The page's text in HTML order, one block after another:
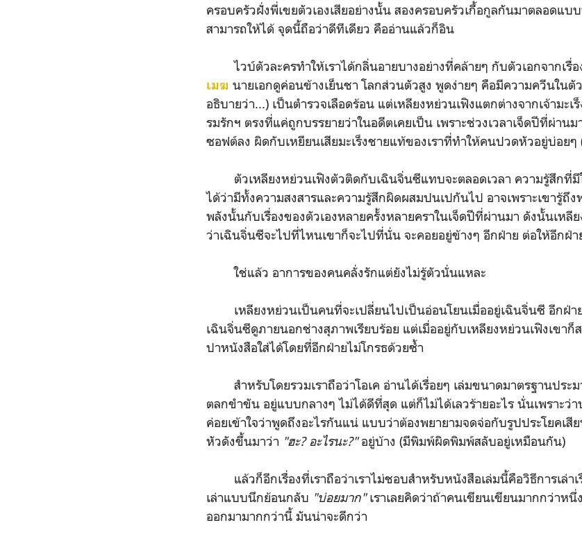
ครอบครัวฝั่งพี่เขยตัวเองเสียอย่างนั้น สองครอบครัวเกื้อกูลกันมาตลอดแบ
สามารถให้ได้ จุดนี้ถือว่าดีทีเดียว คืออ่านแล้วก็อิน
ไวบ์ตัวละครทำให้เราได้กลิ่นอายบางอย่างที่คล้ายๆ กับตัวเอกจากเรื่อ
เมฆ นายเอกดูค่อนข้างเย็นชา โลกส่วนตัวสูง พูดง่ายๆ คือมีความควีนในตั
อธิบายว่า...) เป็นตำรวจเลือดร้อน แต่เหลียงหย่วนเฟิงแตกต่างจากเจ้ามะ
รมรักฯ ตรงที่แค่ถูกบรรยายว่าในอดีตเคยเป็น เพราะช่วงเวลาเจ็ดปีที่ผ่าน
ซอฟต์ลง ผิดกับเหยียนเสียมะเร็งชายแท้ของเราที่ทำให้คนปวดหัวอยู่บ่อยๆ
ตัวเหลียงหย่วนเฟิงตัวติดกับเฉินจิ่นซีแทบจะตลอดเวลา ความรู้สึกที่มี
ได้ว่ามีทั้งความสงสารและความรู้สึกผิดผสมปนเปกันไป อาจเพราะเขารู้ถึ
พลังนั้นกับเรื่องของตัวเองหลายครั้งหลายคราในเจ็ดปีที่ผ่านมา ดังนั้นเหลี
ว่าเฉินจิ่นซีจะไปที่ไหนเขาก็จะไปที่นั่น จะคอยอยู่ข้างๆ อีกฝ่าย ต่อให้อีกฝ่า
ใช่แล้ว อาการของคนคลั่งรักแต่ยังไม่รู้ตัวนั่นแหละ
เหลียงหย่วนเป็นคนที่จะเปลี่ยนไปเป็นอ่อนโยนเมื่ออยู่เฉินจิ่นซี อีกฝ่า
เฉินจิ่นซีดูภายนอกช่างสุภาพเรียบร้อย แต่เมื่ออยู่กับเหลียงหย่วนเฟิงเขาก็
ปาหนังสือใส่ได้โดยที่อีกฝ่ายไม่โกรธด้วยซ้ำ
สำหรับโดยรวมเราถือว่าโอเค อ่านได้เรื่อยๆ เล่มขนาดมาตรฐานประ
ตลกขำขัน อยู่แบบกลางๆ ไม่ได้ดีที่สุด แต่ก็ไม่ได้เลวร้ายอะไร นั่นเพราะว่า
ค่อยเข้าใจว่าพูดถึงอะไรกันแน่ แบบว่าต้องพยายามจดจ่อกับรูปประโยคเสี
หัวดังขึ้นมาว่า "ฮะ? อะไรนะ?"อยู่บ้าง (มีพิมพ์ผิดพิมพ์สลับอยู่เหมือนกัน)
แล้วก็อีกเรื่องที่เราถือว่าเราไม่ชอบสำหรับหนังสือเล่มนี้คือวิธีการเล่าเ
เล่าแบบนึกย้อนกลับ "บ่อยมาก"เราเลยคิดว่าถ้าคนเขียนเขียนมากกว่าหนึ่
ออกมามากกว่านี้ มันน่าจะดีกว่า